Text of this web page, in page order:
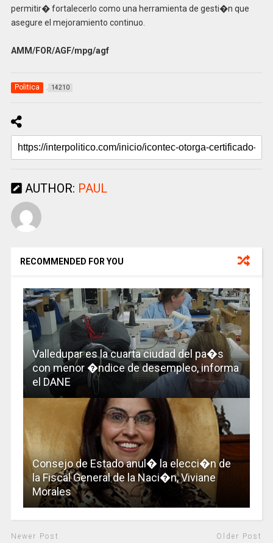
permitir� fortalecerlo como una herramienta de gesti�n que
asegure el mejoramiento continuo.
AMM/FOR/AGF/mpg/agf
Politica 14210
AUTHOR: PAUL
RECOMMENDED FOR YOU
Valledupar es la cuarta ciudad del pa�s
con menor �ndice de desempleo, informa
el DANE
Consejo de Estado anul� la elecci�n de
la Fiscal General de la Naci�n, Viviane
Morales
Newer Post Older Post